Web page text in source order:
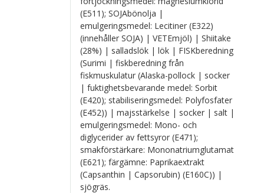
(E511); SOJAbönolja |
emulgeringsmedel: Lecitiner (E322)
(innehåller SOJA) | VETEmjöl) | Shiitake
(28%) | salladslök | lök | FISKberedning
(Surimi | fiskberedning från
fiskmuskulatur (Alaska-pollock | socker
| fuktighetsbevarande medel: Sorbit
(E420); stabiliseringsmedel: Polyfosfater
(E452)) | majsstärkelse | socker | salt |
emulgeringsmedel: Mono- och
diglycerider av fettsyror (E471);
smakförstärkare: Mononatriumglutamat
(E621); färgämne: Paprikaextrakt
(Capsanthin | Capsorubin) (E160C)) |
sjögräs.